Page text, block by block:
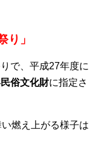
り」
で、平成27年度に
俗文化財に指定さ
燃え上がる様子は